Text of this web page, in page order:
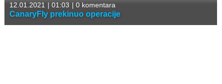
12.01.2021 | 01:03 | 0 komentara
CanaryFly prekinuo operacije